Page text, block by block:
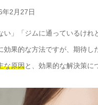
2月27日
い」「ジムに通っているけ
果的な方法ですが、期待
な原因と、効果的な解決策に